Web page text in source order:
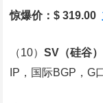
惊爆价：$ 319.00
（10）SV （硅谷）
IP，国际BGP，G